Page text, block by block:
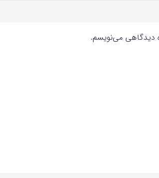
دیدگاهی می‌نویسم.